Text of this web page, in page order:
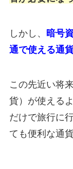
しかし、 暗号
通で使える通
この先近い将
貨）が使える
だけで旅行に
ても便利な通貨